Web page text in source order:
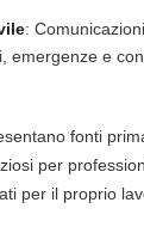
:
emergenze e
fonti
per
per il proprio